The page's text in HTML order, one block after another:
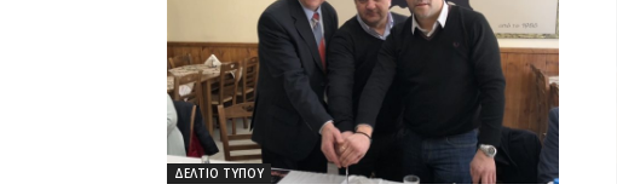
ΔΕΛΤΙΟ ΤΥΠΟΥ